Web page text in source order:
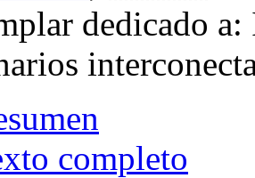
dedicado
completo